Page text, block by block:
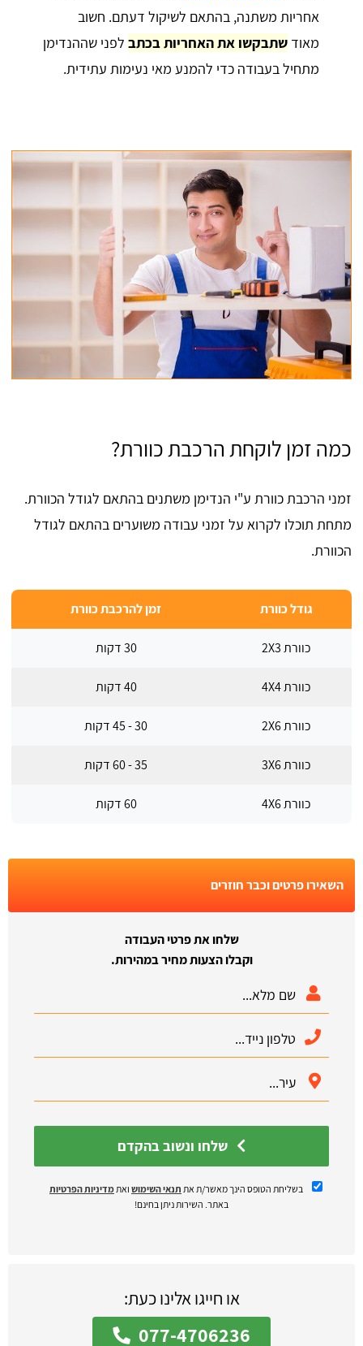
אחריות משתנה, בהתאם לשיקול דעתם. חשוב
מאוד שתבקשו את האחריות בכתב לפני שההנדימן
מתחיל בעבודה כדי להמנע מאי נעימות עתידית.
כמה זמן לוקחת הרכבת כוורת?
זמני הרכבת כוורת ע"י הנדימן משתנים בהתאם לגודל הכוורת.
מתחת תוכלו לקרוא על זמני עבודה משוערים בהתאם לגודל
הכוורת.
גודל כוורת זמן להרכבת כוורת
כוורת 2X3 30 דקות
כוורת 4X4 40 דקות
כוורת 2X6 30 - 45 דקות
כוורת 3X6 35 - 60 דקות
כוורת 4X6 60 דקות
השאירו פרטים וכבר חוזרים
שלחו את פרטי העבודה
וקבלו הצעות מחיר במהירות.
בשליחת הטופס הינך מאשר/ת את תנאי השימוש ואת מדיניות הפרטיות
באתר. השירות ניתן בחינם!
או חייגו אלינו כעת:
077-4706236